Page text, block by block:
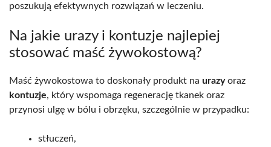
poszukują efektywnych rozwiązań w leczeniu.
Na jakie urazy i kontuzje najlepiej
stosować maść żywokostową?
Maść żywokostowa to doskonały produkt na urazyoraz
kontuzje, który wspomaga regenerację tkanek oraz
przynosi ulgę w bólu i obrzęku, szczególnie w przypadku:
stłuczeń,